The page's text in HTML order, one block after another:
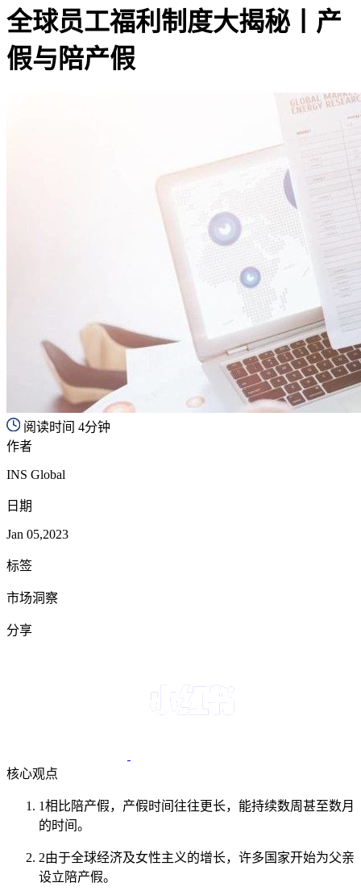
全球员工福利制度大揭秘丨产
假与陪产假
阅读时间 4分钟
作者
INS Global
日期
Jan 05,2023
标签
市场洞察
分享
核心观点
1相比陪产假，产假时间往往更长，能持续数周甚至数月
的时间。
2由于全球经济及女性主义的增长，许多国家开始为父亲
设立陪产假。